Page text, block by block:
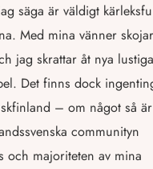
säga är väldigt
Med mina vänner skojar
jag skrattar åt nya lustiga
Det finns dock
– om något så är
communityn
och majoriteten av mina